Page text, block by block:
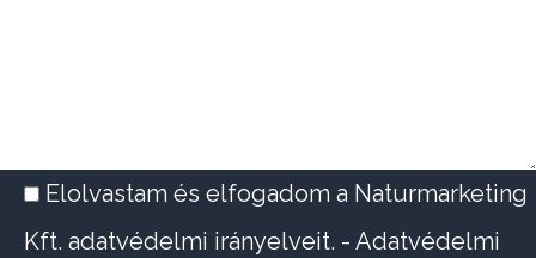
Elolvastam és elfogadom a Naturmarketing
Kft. adatvédelmi irányelveit. - Adatvédelmi